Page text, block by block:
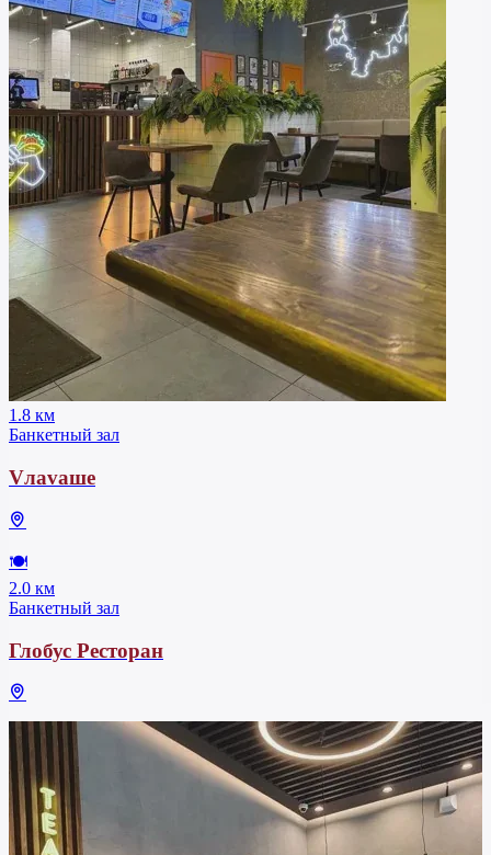
1.8 км
Банкетный зал
Vлavaше
🍽
2.0 км
Банкетный зал
Глобус Ресторан